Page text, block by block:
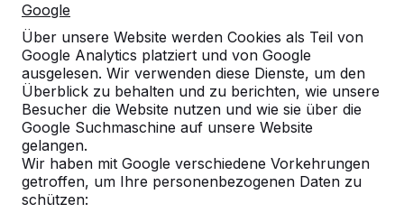
Google
Über unsere Website werden Cookies als Teil von
Google Analytics platziert und von Google
ausgelesen. Wir verwenden diese Dienste, um den
Überblick zu behalten und zu berichten, wie unsere
Besucher die Website nutzen und wie sie über die
Google Suchmaschine auf unsere Website
gelangen.
Wir haben mit Google verschiedene Vorkehrungen
getroffen, um Ihre personenbezogenen Daten zu
schützen:
immer reibungslos.
Gerne wieder
14-04-2022